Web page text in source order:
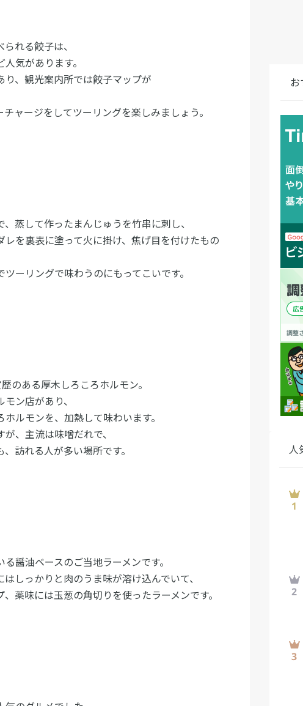
れる餃子は、
気があります。
、観光案内所では餃子マップが
ャージをしてツーリングを楽しみましょう。
蒸して作ったまんじゅうを竹串に刺し、
を裏表に塗って火に掛け、焦げ目を付けたもの
ーリングで味わうのにもってこいです。
のある厚木しろころホルモン。
ン店があり、
ルモンを、加熱して味わいます。
、主流は味噌だれで、
訪れる人が多い場所です。
醤油ベースのご当地ラーメンです。
しっかりと肉のうま味が溶け込んでいて、
薬味には玉葱の角切りを使ったラーメンです。
お
人